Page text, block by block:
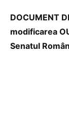
DOCUMENT
modificarea
Senatul